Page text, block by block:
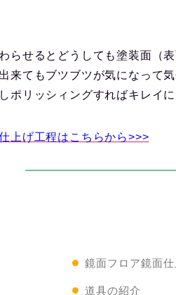
らせるとどうしても塗装面（
来てもブツブツが気になって
ポリッシィングすればキレイ
上げ工程はこちらから>>>
鏡面フロア鏡面仕
道具の紹介